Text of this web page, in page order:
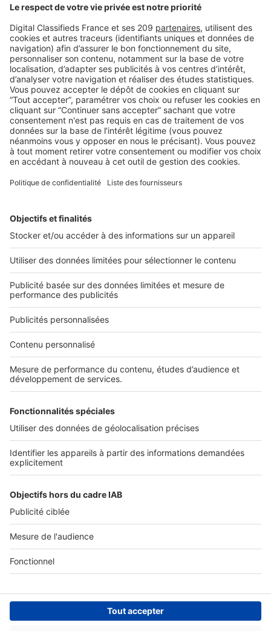
BUSINESS
Boost Social Immo : la solution pour
piloter et amplifier la visibilité de vos
annonces sur les réseaux sociaux
SeLoger lance aujourd’hui Boost Social Immo, un outil qui
vous donne la possibilité de mettre en avant ...
2 rue des Italiens 75009 Paris
01 53 38 80 00
Nos solutions pro
Actualités pro
Connexion à My SeLoger Pro
Espace Presse